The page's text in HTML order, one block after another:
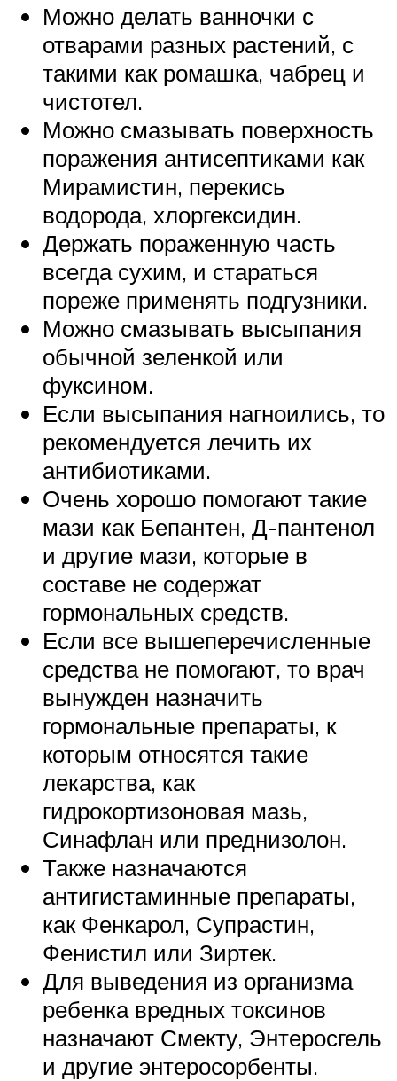
Можно делать ванночки с
отварами разных растений, с
такими как ромашка, чабрец и
чистотел.
Можно смазывать поверхность
поражения антисептиками как
Мирамистин, перекись
водорода, хлоргексидин.
Держать пораженную часть
всегда сухим, и стараться
пореже применять подгузники.
Можно смазывать высыпания
обычной зеленкой или
фуксином.
Если высыпания нагноились, то
рекомендуется лечить их
антибиотиками.
Очень хорошо помогают такие
мази как Бепантен, Д-пантенол
и другие мази, которые в
составе не содержат
гормональных средств.
Если все вышеперечисленные
средства не помогают, то врач
вынужден назначить
гормональные препараты, к
которым относятся такие
лекарства, как
гидрокортизоновая мазь,
Синафлан или преднизолон.
Также назначаются
антигистаминные препараты,
как Фенкарол, Супрастин,
Фенистил или Зиртек.
Для выведения из организма
ребенка вредных токсинов
назначают Смекту, Энтеросгель
и другие энтеросорбенты.